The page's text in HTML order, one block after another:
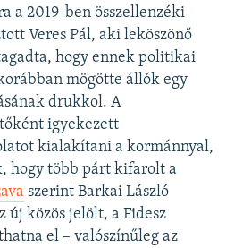
a 2019-ben összellenzéki
Veres Pál, aki leköszönő
hogy ennek politikai
mögötte állók egy
drukkol. A
igyekezett
kialakítani a kormánnyal,
hogy több párt kifarolt a
szerint Barkai László
új közös jelölt, a Fidesz
el – valószínűleg az